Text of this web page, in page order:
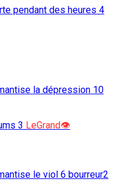
pendant des heures 4
la dépression 10
3 LeGrand👁️
le viol 6 bourreur2